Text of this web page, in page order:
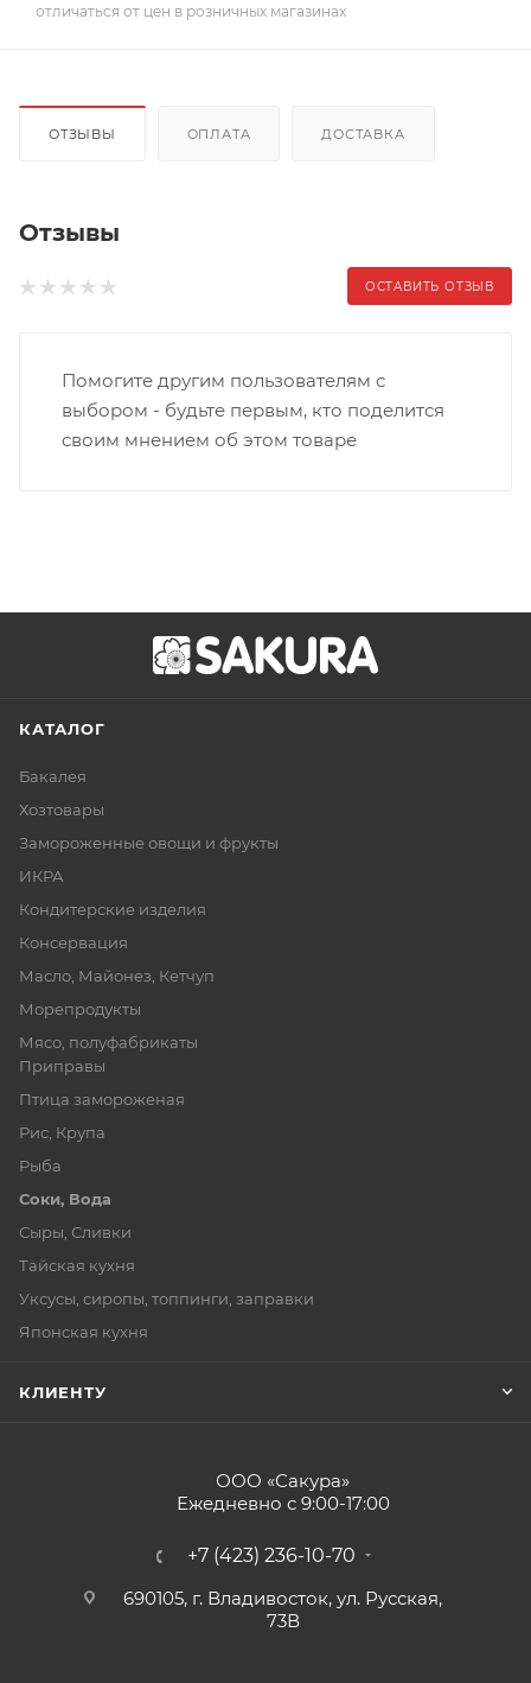
отличаться от цен в розничных магазинах
ОТЗЫВЫ ОПЛАТА ДОСТАВКА
Отзывы
ОСТАВИТЬ ОТЗЫВ
Помогите другим пользователям с
выбором - будьте первым, кто поделится
своим мнением об этом товаре
КАТАЛОГ
Бакалея
Хозтовары
Замороженные овощи и фрукты
ИКРА
Кондитерские изделия
Консервация
Масло, Майонез, Кетчуп
Морепродукты
Мясо, полуфабрикаты
Приправы
Птица замороженая
Рис, Крупа
Рыба
Соки, Вода
Сыры, Сливки
Тайская кухня
Уксусы, сиропы, топпинги, заправки
Японская кухня
КЛИЕНТУ
ООО «Сакура»
Ежедневно с 9:00-17:00
+7 (423) 236-10-70
690105, г. Владивосток, ул. Русская,
73В